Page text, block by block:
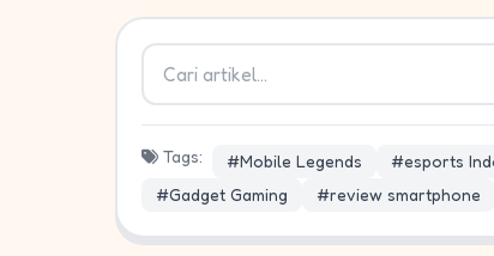
Tags: #Mobile Legends #esports
#Gadget Gaming
#review smartphone